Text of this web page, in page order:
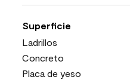
Superficie
Ladrillos
Concreto
Placa de yeso